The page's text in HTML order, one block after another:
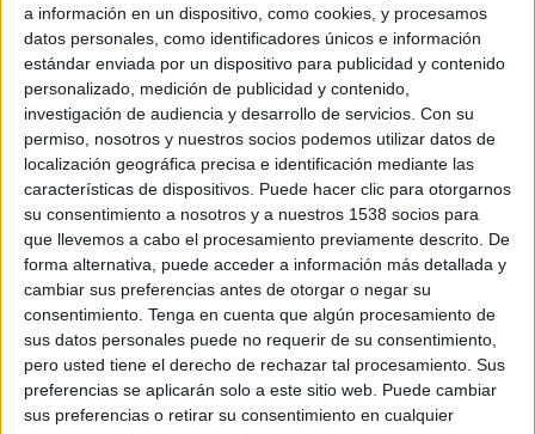
a información en un dispositivo, como cookies, y procesamos
datos personales, como identificadores únicos e información
estándar enviada por un dispositivo para publicidad y contenido
personalizado, medición de publicidad y contenido,
investigación de audiencia y desarrollo de servicios. Con su
permiso, nosotros y nuestros socios podemos utilizar datos de
localización geográfica precisa e identificación mediante las
características de dispositivos. Puede hacer clic para otorgarnos
su consentimiento a nosotros y a nuestros 1538 socios para
que llevemos a cabo el procesamiento previamente descrito. De
forma alternativa, puede acceder a información más detallada y
cambiar sus preferencias antes de otorgar o negar su
consentimiento. Tenga en cuenta que algún procesamiento de
sus datos personales puede no requerir de su consentimiento,
pero usted tiene el derecho de rechazar tal procesamiento. Sus
preferencias se aplicarán solo a este sitio web. Puede cambiar
sus preferencias o retirar su consentimiento en cualquier
"com a mínim, al terra salarial legalment
previst, incomplint, per tant, també les
obligacions d'informació sobre el contingut
concret del contracte".
Inspecció també veu contrari a la normativa la
mesura que pretén imposar l'empresa de poder
modificar "unilateralment" el període previst,
"quan això s'ha de portar a terme de mutu
acord, i en cas de desavinences, a través d'un
procediment amb garanties".